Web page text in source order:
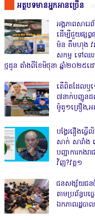
អត្ថបទមានអ្នកអានច្រើន
អង្គភាពសារ
ដើម្បីជួយផ្សព្
ម៉ន គឹមហុង វ
សកម្ម ទៅឈរ
ថ្មដូន តាំងពីខែមិថុនា ឆ្នាំ២០២៥ដ
តើពិតដែលឬ
៧នាក់បញ្ជូនដ
ម៉ូតូ១គ្រឿង,
បង្វែររឿង
សាក់ សារាំង
បញ្ជាការកងរ
វិញ?វគ្គ១
ជនសង្ស័យជនចំ
តាមប្រព័ន្ធបច្
ឯកភាពរដ្ឋបា